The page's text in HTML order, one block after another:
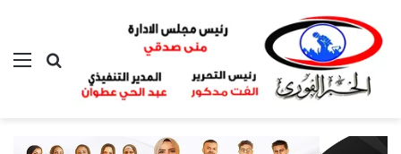
بحث عن